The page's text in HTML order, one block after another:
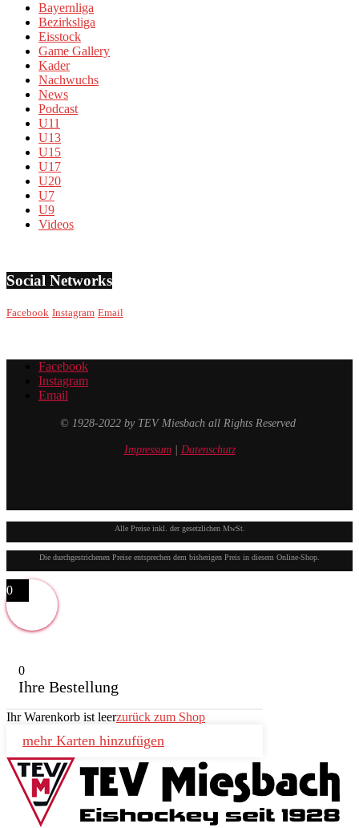
Bayernliga
Bezirksliga
Eisstock
Game Gallery
Kader
Nachwuchs
News
Podcast
U11
U13
U15
U17
U20
U7
U9
Videos
Social Networks
Facebook Instagram Email
Facebook
Instagram
Email
© 1928-2022 by TEV Miesbach all Rights Reserved
Impressum| Datenschutz
Alle Preise inkl. der gesetzlichen MwSt.
Die durchgestrichenen Preise entsprechen dem bisherigen Preis in diesem Online-Shop.
0
0
Ihre Bestellung
Ihr Warenkorb ist leerzurück zum Shop
mehr Karten hinzufügen